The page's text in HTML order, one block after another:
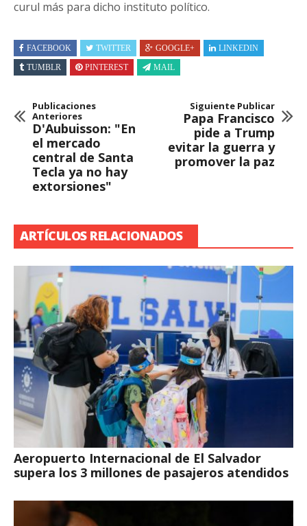
curul más para dicho instituto político.
FACEBOOK TWITTER GOOGLE+
LINKEDIN
TUMBLR
PINTEREST MAIL
Publicaciones
Anteriores
D'Aubuisson: "En
el mercado
central de Santa
Tecla ya no hay
extorsiones"
Siguiente Publicar
Papa Francisco
pide a Trump
evitar la guerra y
promover la paz
ARTÍCULOS RELACIONADOS
Aeropuerto Internacional de El Salvador
supera los 3 millones de pasajeros atendidos